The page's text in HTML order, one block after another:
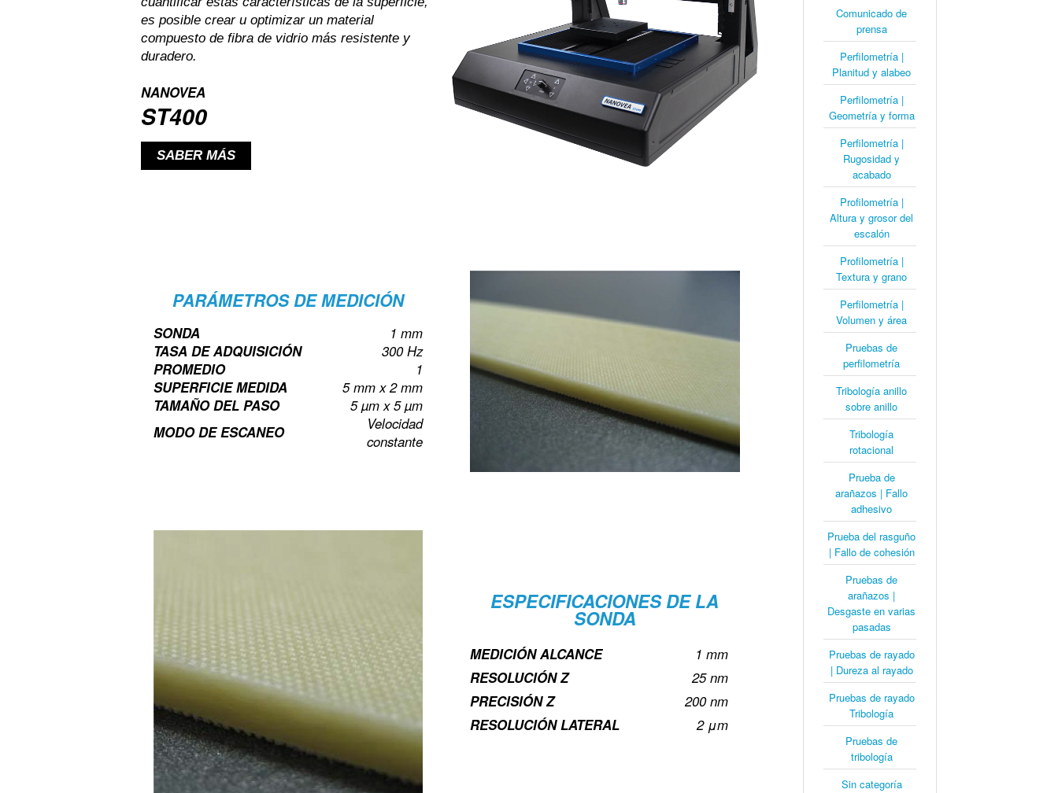
es posible crear u optimizar un material
compuesto de fibra de vidrio más resistente y
duradero.
NANOVEA
ST400
SABER MÁS
PARÁMETROS DE MEDICIÓN
SONDA
1 mm
TASA DE ADQUISICIÓN
300 Hz
PROMEDIO
1
SUPERFICIE MEDIDA
5 mm x 2 mm
TAMAÑO DEL PASO
5 µm x 5 µm
MODO DE ESCANEO
Velocidad
constante
ESPECIFICACIONES DE LA
SONDA
MEDICIÓNALCANCE
1 mm
RESOLUCIÓN Z
25 nm
PRECISIÓN Z
200 nm
RESOLUCIÓN LATERAL
2 μm
Comunicado de
prensa
Perfilometría |
Planitud y alabeo
Perfilometría |
Geometría y forma
Perfilometría |
Rugosidad y
acabado
Profilometría |
Altura y grosor del
escalón
Profilometría |
Textura y grano
Perfilometría |
Volumen y área
Pruebas de
perfilometría
Tribología anillo
sobre anillo
Tribología
rotacional
Prueba de
arañazos | Fallo
adhesivo
Prueba del rasguño
| Fallo de cohesión
Pruebas de
arañazos |
Desgaste en varias
pasadas
Pruebas de rayado
| Dureza al rayado
Pruebas de rayado
Tribología
Pruebas de
tribología
Sin categoría